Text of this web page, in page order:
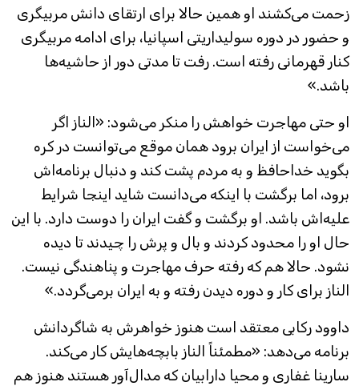
زحمت می‌کشند او همین حالا برای ارتقای دانش مربیگری
و حضور در دوره سولیداریتی اسپانیا، برای ادامه مربیگری
کنار قهرمانی رفته است. رفت تا مدتی دور از حاشیه‌ها
باشد.»
او حتی مهاجرت خواهش را منکر می‌شود: «الناز اگر
می‌خواست از ایران برود همان موقع می‌توانست در کره
بگوید خداحافظ و به مردم پشت کند و دنبال برنامه‌اش
برود، اما برگشت با اینکه می‌دانست شاید اینجا شرایط
علیه‌اش باشد. او برگشت و گفت ایران را دوست دارد. با این
حال او را محدود کردند و بال و پرش را چیدند تا دیده
نشود. حالا هم که رفته حرف مهاجرت و پناهندگی نیست.
الناز برای کار و دوره دیدن رفته و به ایران برمی‌گردد.»
داوود رکابی معتقد است هنوز خواهرش به شاگردانش
برنامه می‌دهد: «مطمئناً الناز بابچه‌هایش کار می‌کند.
سارینا غفاری و محیا دارابیان که مدال‌آور هستند هنوز هم